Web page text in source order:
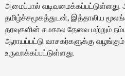
அமைப்பால் வடிவமைக்கப்பட்டுள்ளது.
தமிழ்ச்சமூகத்துடன், இத்தாலிய
தரவுகளின் சமகால தேவை மற்றும்
ஆராயப்பட்டு வாசகர்களுக்கு வழங்கும்
உருவாக்கப்பட்டுள்ளது.